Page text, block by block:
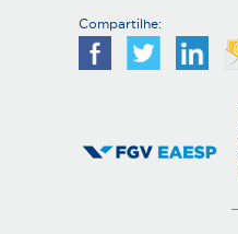
Compartilhe: